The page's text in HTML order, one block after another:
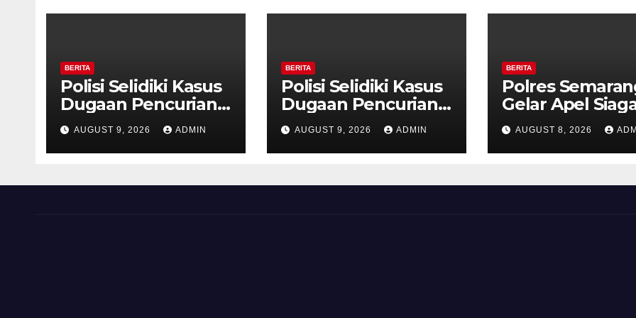
BERITA
Polisi Selidiki Kasus
Dugaan Pencurian
dengan Kekerasan
di Counter HP Royal
Phone Ambarawa.
AUGUST 9, 2026 ADMIN
BERITA
Polisi Selidiki Kasus
Dugaan Pencurian
dengan Kekerasan
di Counter HP Royal
Phone Ambarawa.
AUGUST 9, 2026 ADMIN
BERITA
Polres
Gelar Apel
Karhutla,
Tekankan
dan
AUGUST 8, 2026